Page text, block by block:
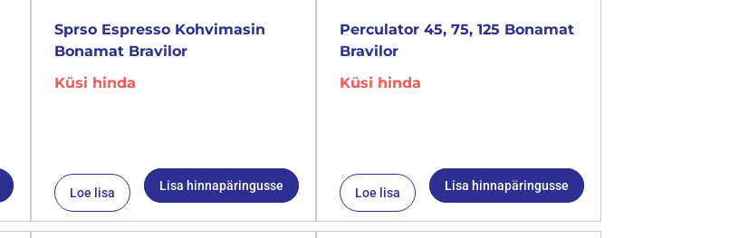
Sprso Espresso Kohvimasin
Bonamat Bravilor
Küsi hinda
Loe lisa Lisa hinnapäringusse
Perculator 45, 75, 125 Bonamat
Bravilor
Küsi hinda
Loe lisa Lisa hinnapäringusse